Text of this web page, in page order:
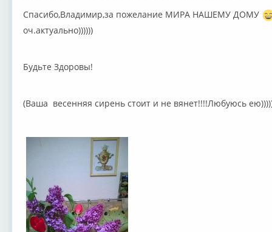
Спасибо,Владимир,за пожелание МИРА НАШЕМУ ДОМУ
оч.актуально))))))
Будьте Здоровы!
(Ваша весенняя сирень стоит и не вянет!!!!Любуюсь